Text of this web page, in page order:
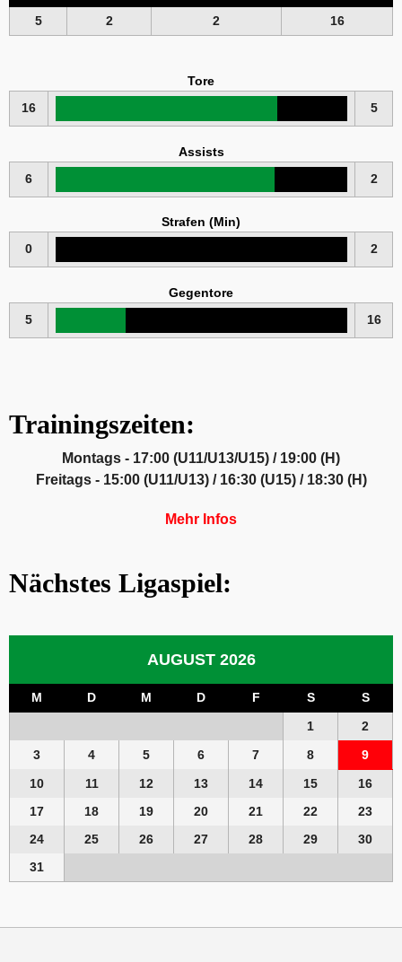
5
2 2 16
Tore
16
5
Assists
6
2
Strafen (Min)
0
2
Gegentore
5
16
Trainingszeiten:
Montags - 17:00 (U11/U13/U15) / 19:00 (H)
Freitags - 15:00 (U11/U13) / 16:30 (U15) / 18:30 (H)
Mehr Infos
Nächstes Ligaspiel:
AUGUST 2026
M D M D F S
S
1
2
3
4 5 6 7 8
9
10
11 12 13 14 15
16
17
18 19 20 21 22
23
24
25 26 27 28 29
30
31